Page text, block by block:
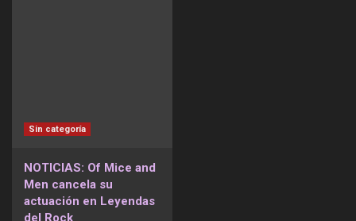
Sin categoría
NOTICIAS: Of Mice and
Men cancela su
actuación en Leyendas
del Rock